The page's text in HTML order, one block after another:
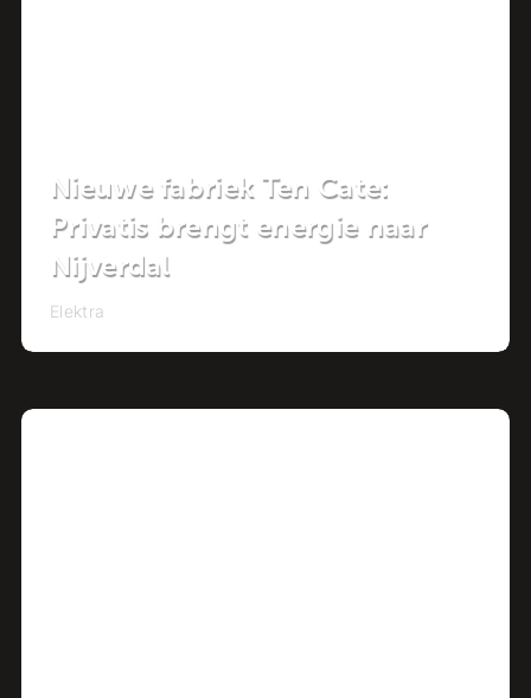
Nieuwe fabriek Ten Cate:
Privatis brengt energie naar
Nijverdal
Elektra